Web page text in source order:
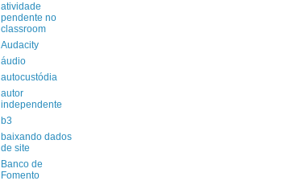
atividade
pendente no
classroom
Audacity
áudio
autocustódia
autor
independente
b3
baixando dados
de site
Banco de
Fomento